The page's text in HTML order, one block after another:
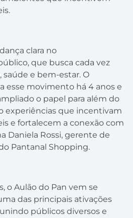
clara no
que busca cada vez
e bem-estar. O
esse movimento há 4 anos e
o papel para além do
experiências que incentivam
e fortalecem a conexão com
Daniela Rossi, gerente de
Pantanal Shopping.
o Aulão do Pan vem se
das principais ativações
públicos diversos e